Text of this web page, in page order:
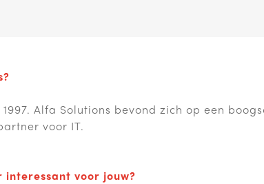
1997. Alfa Solutions bevond zich op een
voor IT.
interessant voor jouw?